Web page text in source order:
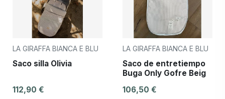
LA GIRAFFA BIANCA E BLU
Saco silla Olivia
112,90 €
LA GIRAFFA BIANCA E BLU
Saco de entretiempo
Buga Only Gofre Beig
106,50 €